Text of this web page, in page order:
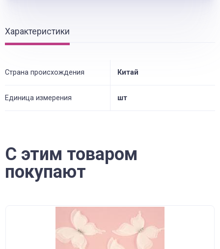
Характеристики
Страна происхождения Китай
Единица измерения шт
С этим товаром
покупают